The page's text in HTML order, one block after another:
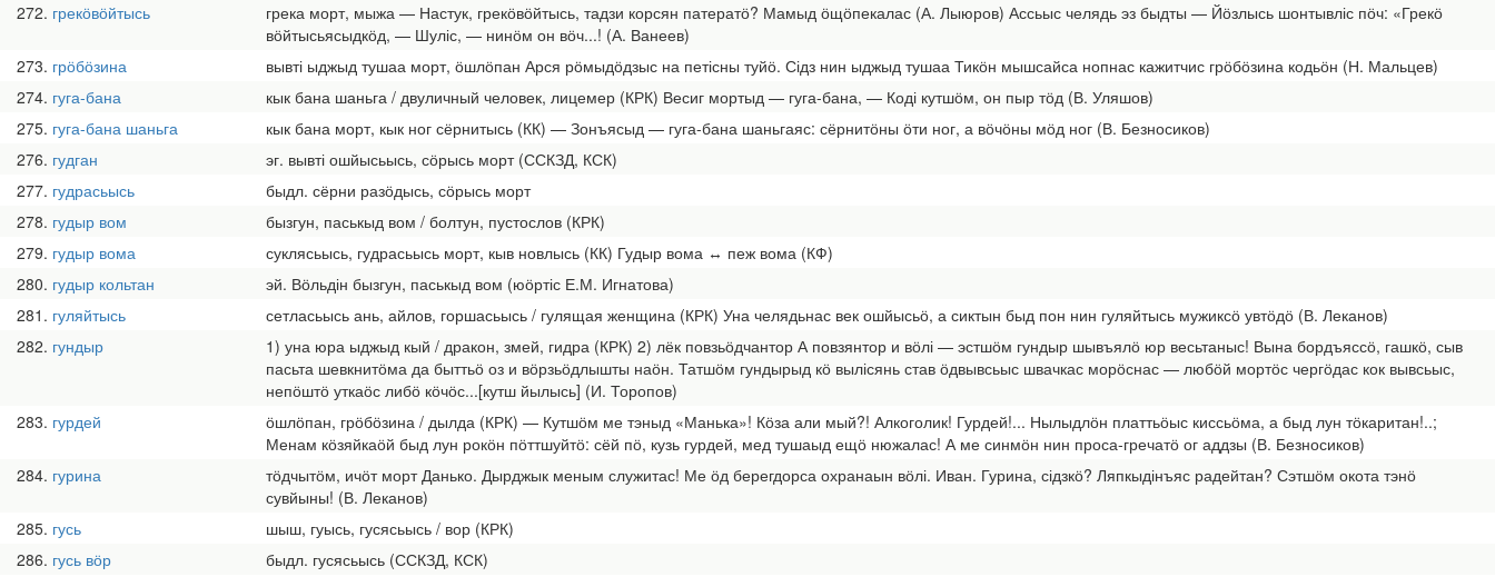
272 грекӧвӧйтысь
грека морт, мыжа — Настук, грекӧвӧйтысь, тадзи корсян патератӧ? Мамыд ӧщӧпекалас (А. Лыюров) Ассьыс челядь эз быдты — Йӧзлысь шонтывліс пӧч: «Грекӧ
вӧйтысьясыдкӧд, — Шуліс, — нинӧм он вӧч...! (А. Ванеев)
273 грӧбӧзина
вывті ыджыд тушаа морт, ӧшлӧпан Арся рӧмыдӧдзыс на петісны туйӧ. Сідз нин ыджыд тушаа Тикӧн мышсайса нопнас кажитчис грӧбӧзина кодьӧн (Н. Мальцев)
274 гуга-бана
кык бана шаньга / двуличный человек, лицемер (КРК) Весиг мортыд — гуга-бана, — Коді кутшӧм, он пыр тӧд (В. Уляшов)
275 гуга-бана шаньга
кык бана морт, кык ног сёрнитысь (КК) — Зонъясыд — гуга-бана шаньгаяс: сёрнитӧны ӧти ног, а вӧчӧны мӧд ног (В. Безносиков)
276 гудган
эг. вывті ошйысьысь, сӧрысь морт (ССКЗД, КСК)
277 гудрасьысь
быдл. сёрни разӧдысь, сӧрысь морт
278 гудыр вом
бызгун, паськыд вом / болтун, пустослов (КРК)
279 гудыр вома
суклясьысь, гудрасьысь морт, кыв новлысь (КК) Гудыр вома ↔ пеж вома (КФ)
280 гудыр кольтан
эй. Вӧльдін бызгун, паськыд вом (юӧртіс Е.М. Игнатова)
281 гуляйтысь
сетласьысь ань, айлов, горшасьысь / гулящая женщина (КРК) Уна челядьнас век ошйысьӧ, а сиктын быд пон нин гуляйтысь мужиксӧ увтӧдӧ (В. Леканов)
282 гундыр
1) уна юра ыджыд кый / дракон, змей, гидра (КРК) 2) лёк повзьӧдчантор А повзянтор и вӧлі — эстшӧм гундыр шывъялӧ юр весьтаныс! Вына бордъяссӧ, гашкӧ, сыв
пасьта шевкнитӧма да быттьӧ оз и вӧрзьӧдлышты наӧн. Татшӧм гундырыд кӧ вылісянь став ӧдвывсьыс швачкас морӧснас — любӧй мортӧс чергӧдас кок вывсьыс,
непӧштӧ уткаӧс либӧ кӧчӧс...[кутш йылысь] (И. Торопов)
283 гурдей
ӧшлӧпан, грӧбӧзина / дылда (КРК) — Кутшӧм ме тэныд «Манька»! Кӧза али мый?! Алкоголик! Гурдей!... Нылыдлӧн платтьӧыс киссьӧма, а быд лун тӧкаритан!..;
Менам кӧзяйкаӧй быд лун рокӧн пӧттшуйтӧ: сёй пӧ, кузь гурдей, мед тушаыд ещӧ нюжалас! А ме синмӧн нин проса-гречатӧ ог аддзы (В. Безносиков)
284 гурина
тӧдчытӧм, ичӧт морт Данько. Дырджык меным служитас! Ме ӧд берегдорса охранаын вӧлі. Иван. Гурина, сідзкӧ? Ляпкыдінъяс радейтан? Сэтшӧм окота тэнӧ
сувйыны! (В. Леканов)
285 гусь
шыш, гуысь, гусясьысь / вор (КРК)
286 гусь вӧр
быдл. гусясьысь (ССКЗД, КСК)